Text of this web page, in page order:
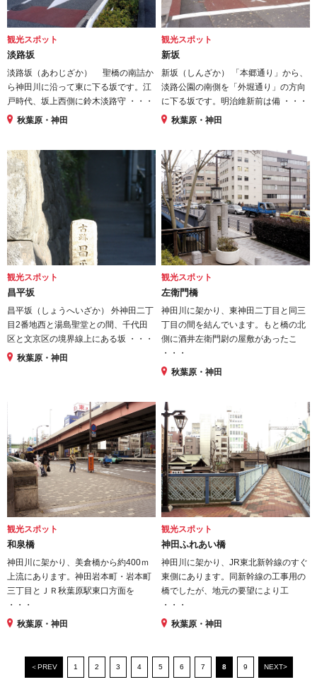
観光スポット
淡路坂
淡路坂（あわじざか） 聖橋の南詰か
ら神田川に沿って東に下る坂です。江
戸時代、坂上西側に鈴木淡路守 ・・・
秋葉原・神田
観光スポット
新坂
新坂（しんざか） 「本郷通り」から、
淡路公園の南側を「外堀通り」の方向
に下る坂です。明治維新前は備 ・・・
秋葉原・神田
観光スポット
昌平坂
昌平坂（しょうへいざか） 外神田二丁
目2番地西と湯島聖堂との間、千代田
区と文京区の境界線上にある坂 ・・・
秋葉原・神田
観光スポット
左衛門橋
神田川に架かり、東神田二丁目と同三
丁目の間を結んでいます。もと橋の北
側に酒井左衛門尉の屋敷があったこ
・・・
秋葉原・神田
観光スポット
和泉橋
神田川に架かり、美倉橋から約400ｍ
上流にあります。神田岩本町・岩本町
三丁目とＪＲ秋葉原駅東口方面を
・・・
秋葉原・神田
観光スポット
神田ふれあい橋
神田川に架かり、JR東北新幹線のすぐ
東側にあります。同新幹線の工事用の
橋でしたが、地元の要望により工
・・・
秋葉原・神田
＜PREV 1 2 3 4 5 6 7 8 9 NEXT>